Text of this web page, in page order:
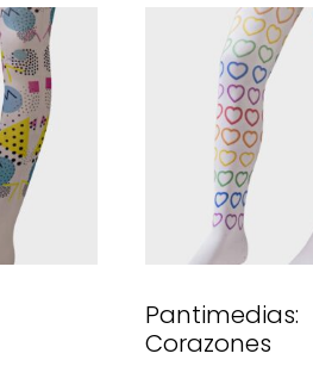
Pantimedias:
Corazones
funcione lo
mejor posible
durante tu
visita. Si
rechaza estas
cookies,
algunas
funcionalidades
desaparecerán
de la web.